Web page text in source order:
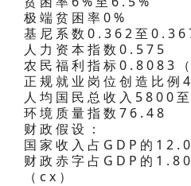
极端贫困率0%
基尼系数0.362至
人力资本指数0.575
农民福利指标0.8083
正规就业岗位创造比
人均国民总收入5800
环境质量指数76.48
财政假设：
国家收入占GDP的
财政赤字占GDP的
（cx）